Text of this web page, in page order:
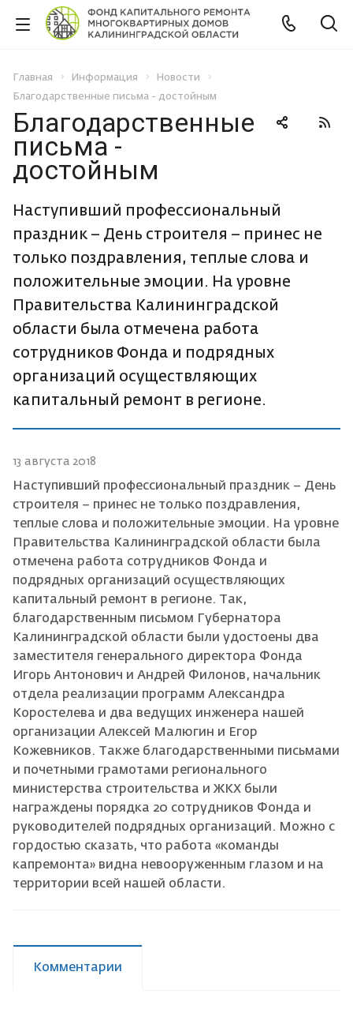
Главная Информация
Новости
Благодарственные письма - достойным
Благодарственные
письма -
достойным
Наступивший профессиональный
праздник – День строителя – принес не
только поздравления, теплые слова и
положительные эмоции. На уровне
Правительства Калининградской
области была отмечена работа
сотрудников Фонда и подрядных
организаций осуществляющих
капитальный ремонт в регионе.
13 августа 2018
Наступивший профессиональный праздник – День
строителя – принес не только поздравления,
теплые слова и положительные эмоции. На уровне
Правительства Калининградской области была
отмечена работа сотрудников Фонда и
подрядных организаций осуществляющих
капитальный ремонт в регионе. Так,
благодарственным письмом Губернатора
Калининградской области были удостоены два
заместителя генерального директора Фонда
Игорь Антонович и Андрей Филонов, начальник
отдела реализации программ Александра
Коростелева и два ведущих инженера нашей
организации Алексей Малюгин и Егор
Кожевников. Также благодарственными письмами
и почетными грамотами регионального
министерства строительства и ЖКХ были
награждены порядка 20 сотрудников Фонда и
руководителей подрядных организаций. Можно с
гордостью сказать, что работа «команды
капремонта» видна невооруженным глазом и на
территории всей нашей области.
Комментарии